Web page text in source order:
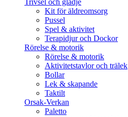
Kit för äldreomsorg
Pussel
Spel & aktivitet
Terapidjur och Dockor
Rörelse & motorik
Rörelse & motorik
Aktivitetstavlor och trälek
Bollar
Lek & skapande
Taktilt
Orsak-Verkan
Paletto